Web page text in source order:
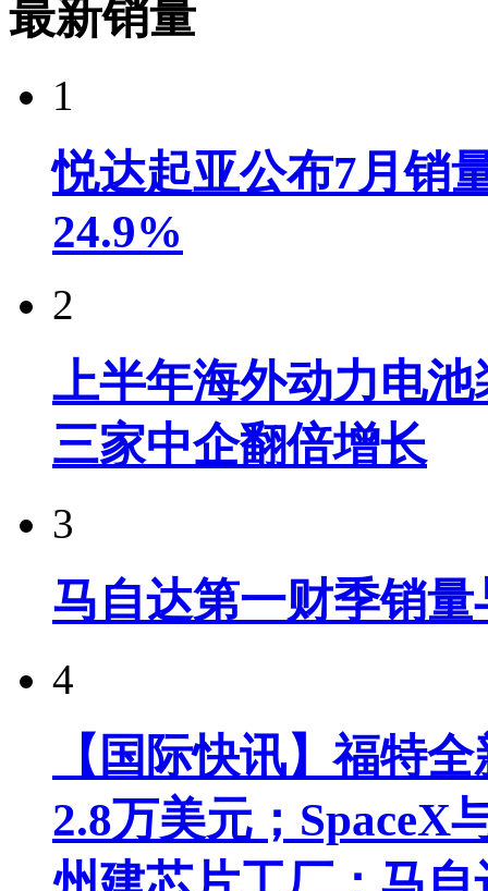
最新销量
1
悦达起亚公布7月销
24.9%
2
上半年海外动力电
三家中企翻倍增长
3
马自达第一财季销
4
【国际快讯】福特
2.8万美元；SpaceX